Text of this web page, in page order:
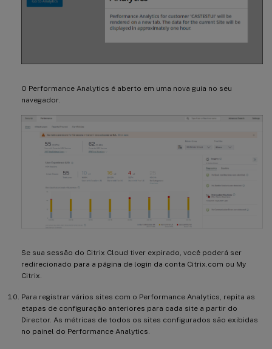
O Performance Analytics é aberto em uma nova guia no seu
navegador.
Se sua sessão do Citrix Cloud tiver expirado, você poderá ser
redirecionado para a página de login da conta Citrix.com ou My
Citrix.
Para registrar vários sites com o Performance Analytics, repita as
etapas de configuração anteriores para cada site a partir do
Director. As métricas de todos os sites configurados são exibidas
no painel do Performance Analytics.